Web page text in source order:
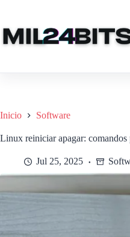
contenido
Inicio Software
Linux reiniciar apagar:
Jul 25, 2025